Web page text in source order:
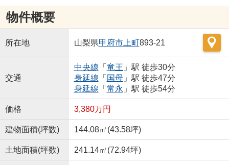
物件概要
所在地 山梨県甲府市上町893-21
交通
中央線 「 竜王 」駅 徒歩30分
身延線 「 国母」駅 徒歩47分
身延線 「 常永 」駅 徒歩54分
価格 3,380万円
建物面積(坪数) 144.08㎡(43.58坪)
土地面積(坪数) 241.14㎡(72.94坪)